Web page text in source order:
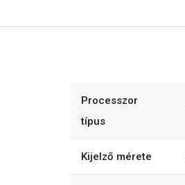
Processzor
típus
Kijelző mérete